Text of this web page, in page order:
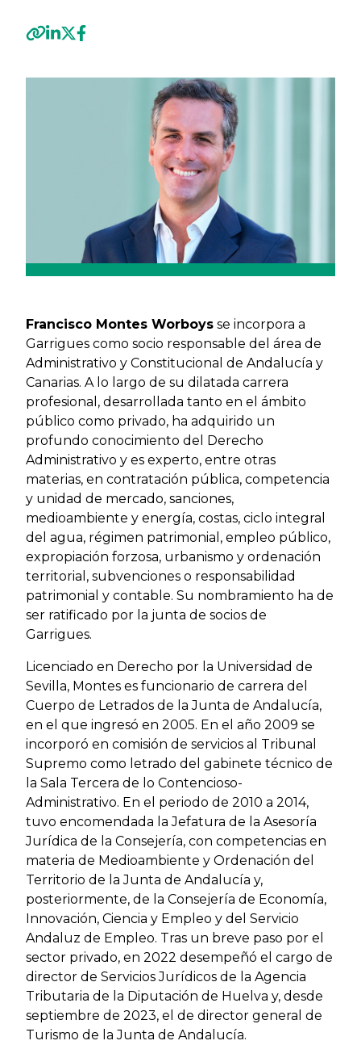
Francisco Montes Worboys se incorpora a
Garrigues como socio responsable del área de
Administrativo y Constitucional de Andalucía y
Canarias. A lo largo de su dilatada carrera
profesional, desarrollada tanto en el ámbito
público como privado, ha adquirido un
profundo conocimiento del Derecho
Administrativo y es experto, entre otras
materias, en contratación pública, competencia
y unidad de mercado, sanciones,
medioambiente y energía, costas, ciclo integral
del agua, régimen patrimonial, empleo público,
expropiación forzosa, urbanismo y ordenación
territorial, subvenciones o responsabilidad
patrimonial y contable. Su nombramiento ha de
ser ratificado por la junta de socios de
Garrigues.
Licenciado en Derecho por la Universidad de
Sevilla, Montes es funcionario de carrera del
Cuerpo de Letrados de la Junta de Andalucía,
en el que ingresó en 2005. En el año 2009 se
incorporó en comisión de servicios al Tribunal
Supremo como letrado del gabinete técnico de
la Sala Tercera de lo Contencioso-
Administrativo. En el periodo de 2010 a 2014,
tuvo encomendada la Jefatura de la Asesoría
Jurídica de la Consejería, con competencias en
materia de Medioambiente y Ordenación del
Territorio de la Junta de Andalucía y,
posteriormente, de la Consejería de Economía,
Innovación, Ciencia y Empleo y del Servicio
Andaluz de Empleo. Tras un breve paso por el
sector privado, en 2022 desempeñó el cargo de
director de Servicios Jurídicos de la Agencia
Tributaria de la Diputación de Huelva y, desde
septiembre de 2023, el de director general de
Turismo de la Junta de Andalucía.